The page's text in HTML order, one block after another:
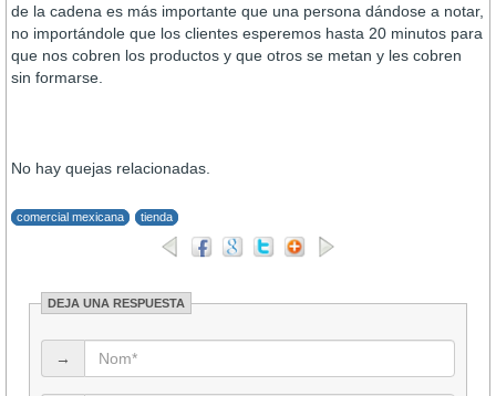
de la cadena es más importante que una persona dándose a notar,
no importándole que los clientes esperemos hasta 20 minutos para
que nos cobren los productos y que otros se metan y les cobren
sin formarse.
No hay quejas relacionadas.
comercial mexicana tienda
DEJA UNA RESPUESTA
→